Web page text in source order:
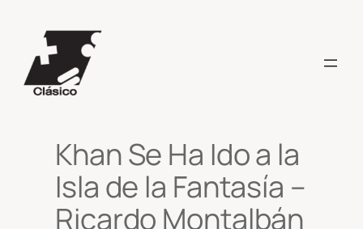
contenido
Khan Se Ha Ido a la
Isla de la Fantasía –
Ricardo Montalbán